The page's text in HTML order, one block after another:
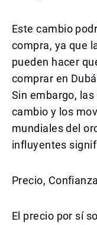
Este cambio
compra, ya que
pueden hacer
comprar en
Sin embargo,
cambio y los
mundiales del
influyentes
Precio,
El precio por sí